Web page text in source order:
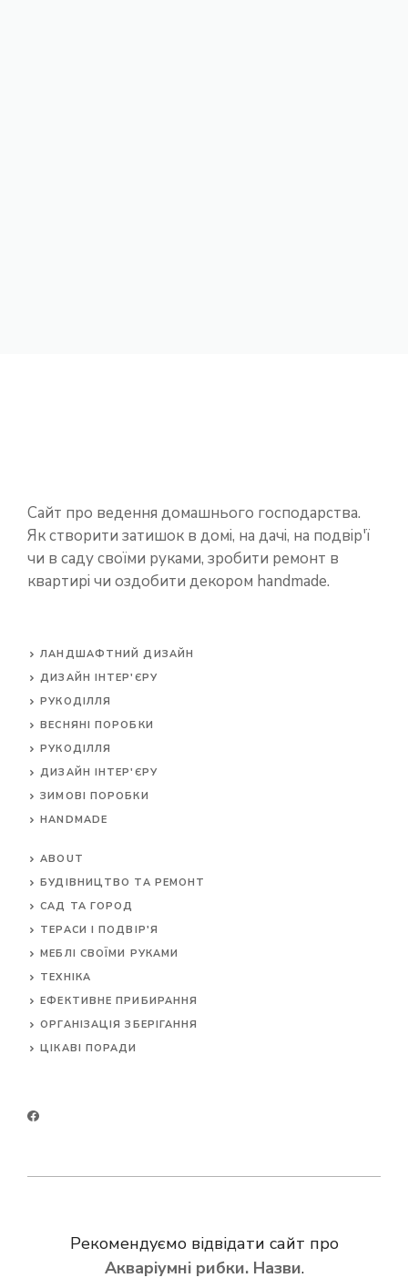
Сайт про ведення домашнього господарства.
Як створити затишок в домі, на дачі, на подвір'ї
чи в саду своїми руками, зробити ремонт в
квартирі чи оздобити декором handmade.
ЛАНДШАФТНИЙ ДИЗАЙН
ДИЗАЙН ІНТЕР'ЄРУ
РУКОДІЛЛЯ
ВЕСНЯНІ ПОРОБКИ
РУКОДІЛЛЯ
ДИЗАЙН ІНТЕР'ЄРУ
ЗИМОВІ ПОРОБКИ
HANDMADE
ABOUT
БУДІВНИЦТВО ТА РЕМОНТ
САД ТА ГОРОД
ТЕРАСИ І ПОДВІР'Я
МЕБЛІ СВОЇМИ РУКАМИ
ТЕХНІКА
ЕФЕКТИВНЕ ПРИБИРАННЯ
ОРГАНІЗАЦІЯ ЗБЕРІГАННЯ
ЦІКАВІ ПОРАДИ
Рекомендуємо відвідати сайт про
Акваріумні рибки. Назви.